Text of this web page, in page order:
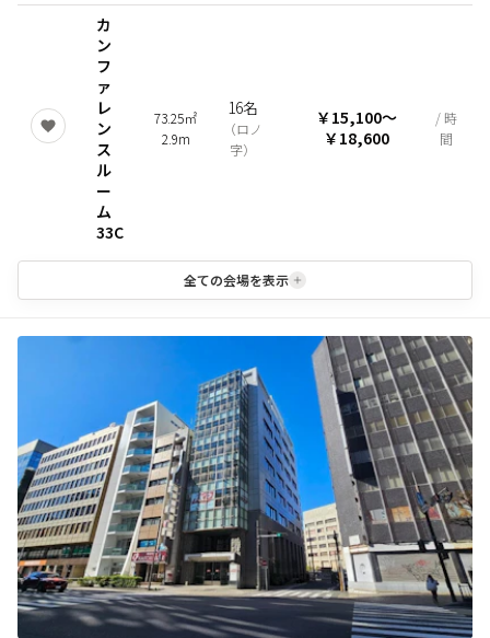
カ
ン
フ
ァ
レ
ン
ス
ル
ー
ム
33C
73.25㎡
2.9m
16名
（ロノ
字）
￥15,100〜
￥18,600
/ 時
間
全ての会場を表示